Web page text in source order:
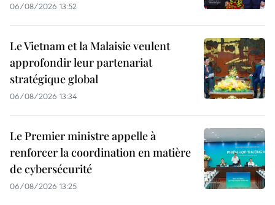
06/08/2026 13:52
Le Vietnam et la Malaisie veulent
approfondir leur partenariat
stratégique global
06/08/2026 13:34
Le Premier ministre appelle à
renforcer la coordination en matière
de cybersécurité
06/08/2026 13:25